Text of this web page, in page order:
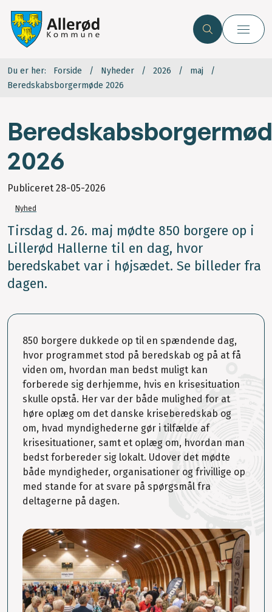
Du er her: Forside Nyheder 2026
maj
Beredskabsborgermøde 2026
2026
Publiceret 28-05-2026
Nyhed
Tirsdag d. 26. maj mødte 850 borgere op i
Lillerød Hallerne til en dag, hvor
beredskabet var i højsædet. Se billeder fra
dagen.
850 borgere dukkede op til en spændende dag,
hvor programmet stod på beredskab og på at få
viden om, hvordan man bedst muligt kan
forberede sig derhjemme, hvis en krisesituation
skulle opstå. Her var der både mulighed for at
høre oplæg om det danske kriseberedskab og
om, hvad myndighederne gør i tilfælde af
krisesituationer, samt et oplæg om, hvordan man
bedst forbereder sig lokalt. Udover det mødte
både myndigheder, organisationer og frivillige op
med stande for at svare på spørgsmål fra
deltagerne på dagen.